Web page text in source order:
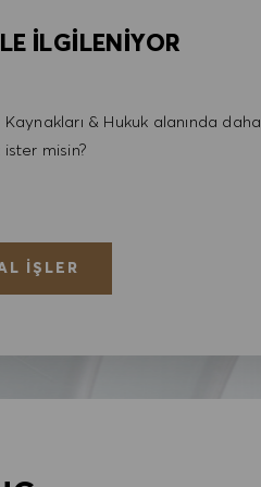
İLGİLENİYOR
& Hukuk alanında daha
misin?
İŞLER